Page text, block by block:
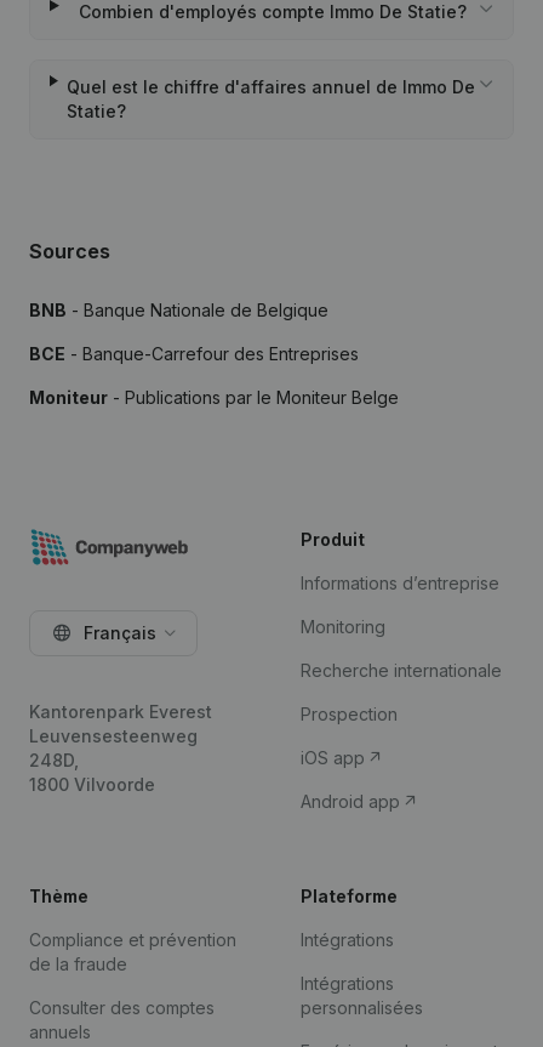
Combien d'employés compte Immo De Statie?
Quel est le chiffre d'affaires annuel de Immo De
Statie?
Sources
BNB - Banque Nationale de Belgique
BCE - Banque-Carrefour des Entreprises
Moniteur - Publications par le Moniteur Belge
Français
Kantorenpark Everest
Leuvensesteenweg
248D,
1800 Vilvoorde
Produit
Informations d’entreprise
Monitoring
Recherche internationale
Prospection
iOS app
Android app
Thème
Compliance et prévention
de la fraude
Consulter des comptes
annuels
Plateforme
Intégrations
Intégrations
personnalisées